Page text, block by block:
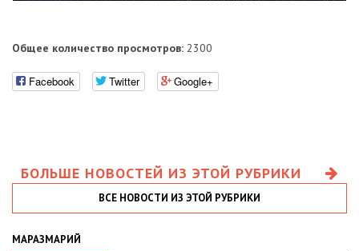
Общее количество просмотров: 2300
Facebook Twitter Google+
БОЛЬШЕ НОВОСТЕЙ ИЗ ЭТОЙ РУБРИКИ
ВСЕ НОВОСТИ ИЗ ЭТОЙ РУБРИКИ
МАРАЗМАРИЙ